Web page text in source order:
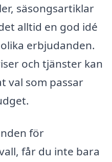
säsongsartiklar
alltid en god idé
erbjudanden.
och tjänster kan
val som passar
för
får du inte bara